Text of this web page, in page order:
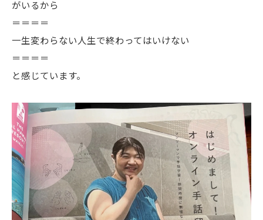
がいるから
＝＝＝＝
一生変わらない人生で終わってはいけない
＝＝＝＝
と感じています。